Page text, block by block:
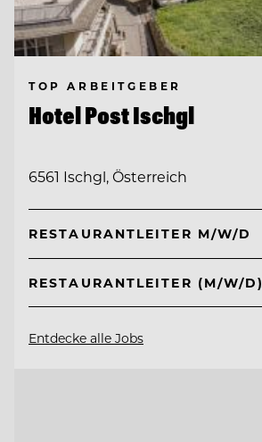
TOP ARBEITGEBER
Hotel Post Ischgl
6561 Ischgl, Österreich
RESTAURANTLEITER M/W/D
RESTAURANTLEITER (M/W/D)
Entdecke alle Jobs